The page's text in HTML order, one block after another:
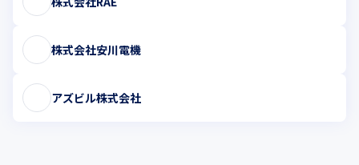
株式会社安川電機
アズビル株式会社